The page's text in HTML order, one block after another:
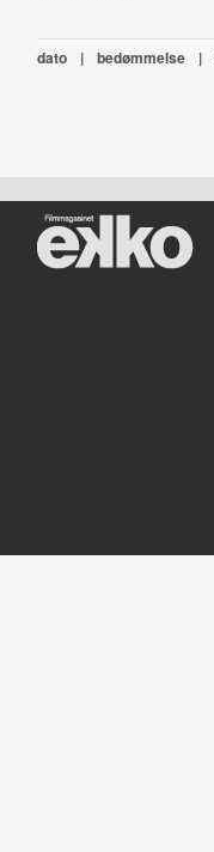
dato | bedømmelse |